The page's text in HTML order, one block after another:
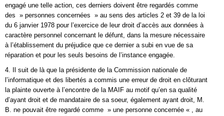
engagé une telle action, ces derniers doivent être regardés comme
des » personnes concernées » au sens des articles 2 et 39 de la loi
du 6 janvier 1978 pour l’exercice de leur droit d’accès aux données à
caractère personnel concernant le défunt, dans la mesure nécessaire
à l’établissement du préjudice que ce dernier a subi en vue de sa
réparation et pour les seuls besoins de l’instance engagée.
4. Il suit de là que la présidente de la Commission nationale de
l’informatique et des libertés a commis une erreur de droit en clôturant
la plainte ouverte à l’encontre de la MAIF au motif qu’en sa qualité
d’ayant droit et de mandataire de sa soeur, également ayant droit, M.
B. ne pouvait être regardé comme » une personne concernée « , au